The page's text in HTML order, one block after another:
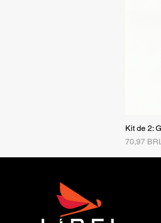
Kit de 2:
Precio
70,97